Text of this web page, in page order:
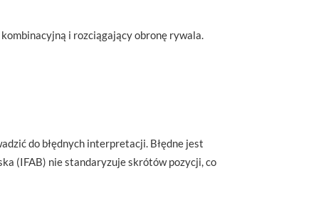
i rozciągający obronę rywala.
do błędnych interpretacji. Błędne jest
(IFAB) nie standaryzuje skrótów pozycji, co